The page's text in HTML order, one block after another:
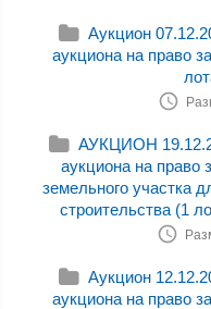
Аукцион
аукциона на право
АУКЦИОН
аукциона на право
земельного участка
строительства (1
Аукцион
аукциона на право